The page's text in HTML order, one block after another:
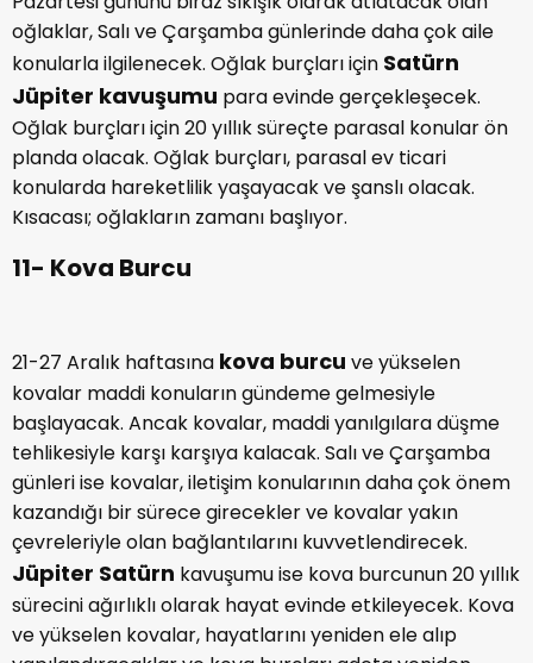
Pazartesi gününü biraz sıkışık olarak atlatacak olan
oğlaklar, Salı ve Çarşamba günlerinde daha çok aile
konularla ilgilenecek. Oğlak burçları için Satürn
Jüpiter kavuşumu para evinde gerçekleşecek.
Oğlak burçları için 20 yıllık süreçte parasal konular ön
planda olacak. Oğlak burçları, parasal ev ticari
konularda hareketlilik yaşayacak ve şanslı olacak.
Kısacası; oğlakların zamanı başlıyor.
11- Kova Burcu
21-27 Aralık haftasına kova burcu ve yükselen
kovalar maddi konuların gündeme gelmesiyle
başlayacak. Ancak kovalar, maddi yanılgılara düşme
tehlikesiyle karşı karşıya kalacak. Salı ve Çarşamba
günleri ise kovalar, iletişim konularının daha çok önem
kazandığı bir sürece girecekler ve kovalar yakın
çevreleriyle olan bağlantılarını kuvvetlendirecek.
Jüpiter Satürn kavuşumu ise kova burcunun 20 yıllık
sürecini ağırlıklı olarak hayat evinde etkileyecek. Kova
ve yükselen kovalar, hayatlarını yeniden ele alıp